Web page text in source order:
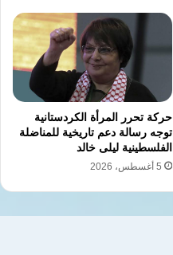
حركة تحرر المرأة الكردستانية
توجه رسالة دعم تاريخية للمناضلة
الفلسطينية ليلى خالد
5 أغسطس، 2026